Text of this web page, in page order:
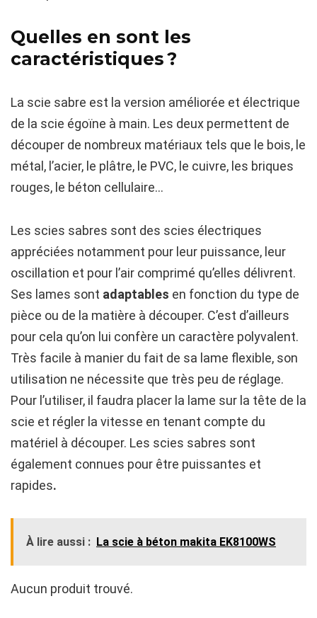
Quelles en sont les
caractéristiques ?
La scie sabre est la version améliorée et électrique
de la scie égoïne à main. Les deux permettent de
découper de nombreux matériaux tels que le bois, le
métal, l’acier, le plâtre, le PVC, le cuivre, les briques
rouges, le béton cellulaire…
Les scies sabres sont des scies électriques
appréciées notamment pour leur puissance, leur
oscillation et pour l’air comprimé qu’elles délivrent.
Ses lames sont adaptables en fonction du type de
pièce ou de la matière à découper. C’est d’ailleurs
pour cela qu’on lui confère un caractère polyvalent.
Très facile à manier du fait de sa lame flexible, son
utilisation ne nécessite que très peu de réglage.
Pour l’utiliser, il faudra placer la lame sur la tête de la
scie et régler la vitesse en tenant compte du
matériel à découper. Les scies sabres sont
également connues pour être puissantes et
rapides.
À lire aussi : La scie à béton makita EK8100WS
Aucun produit trouvé.